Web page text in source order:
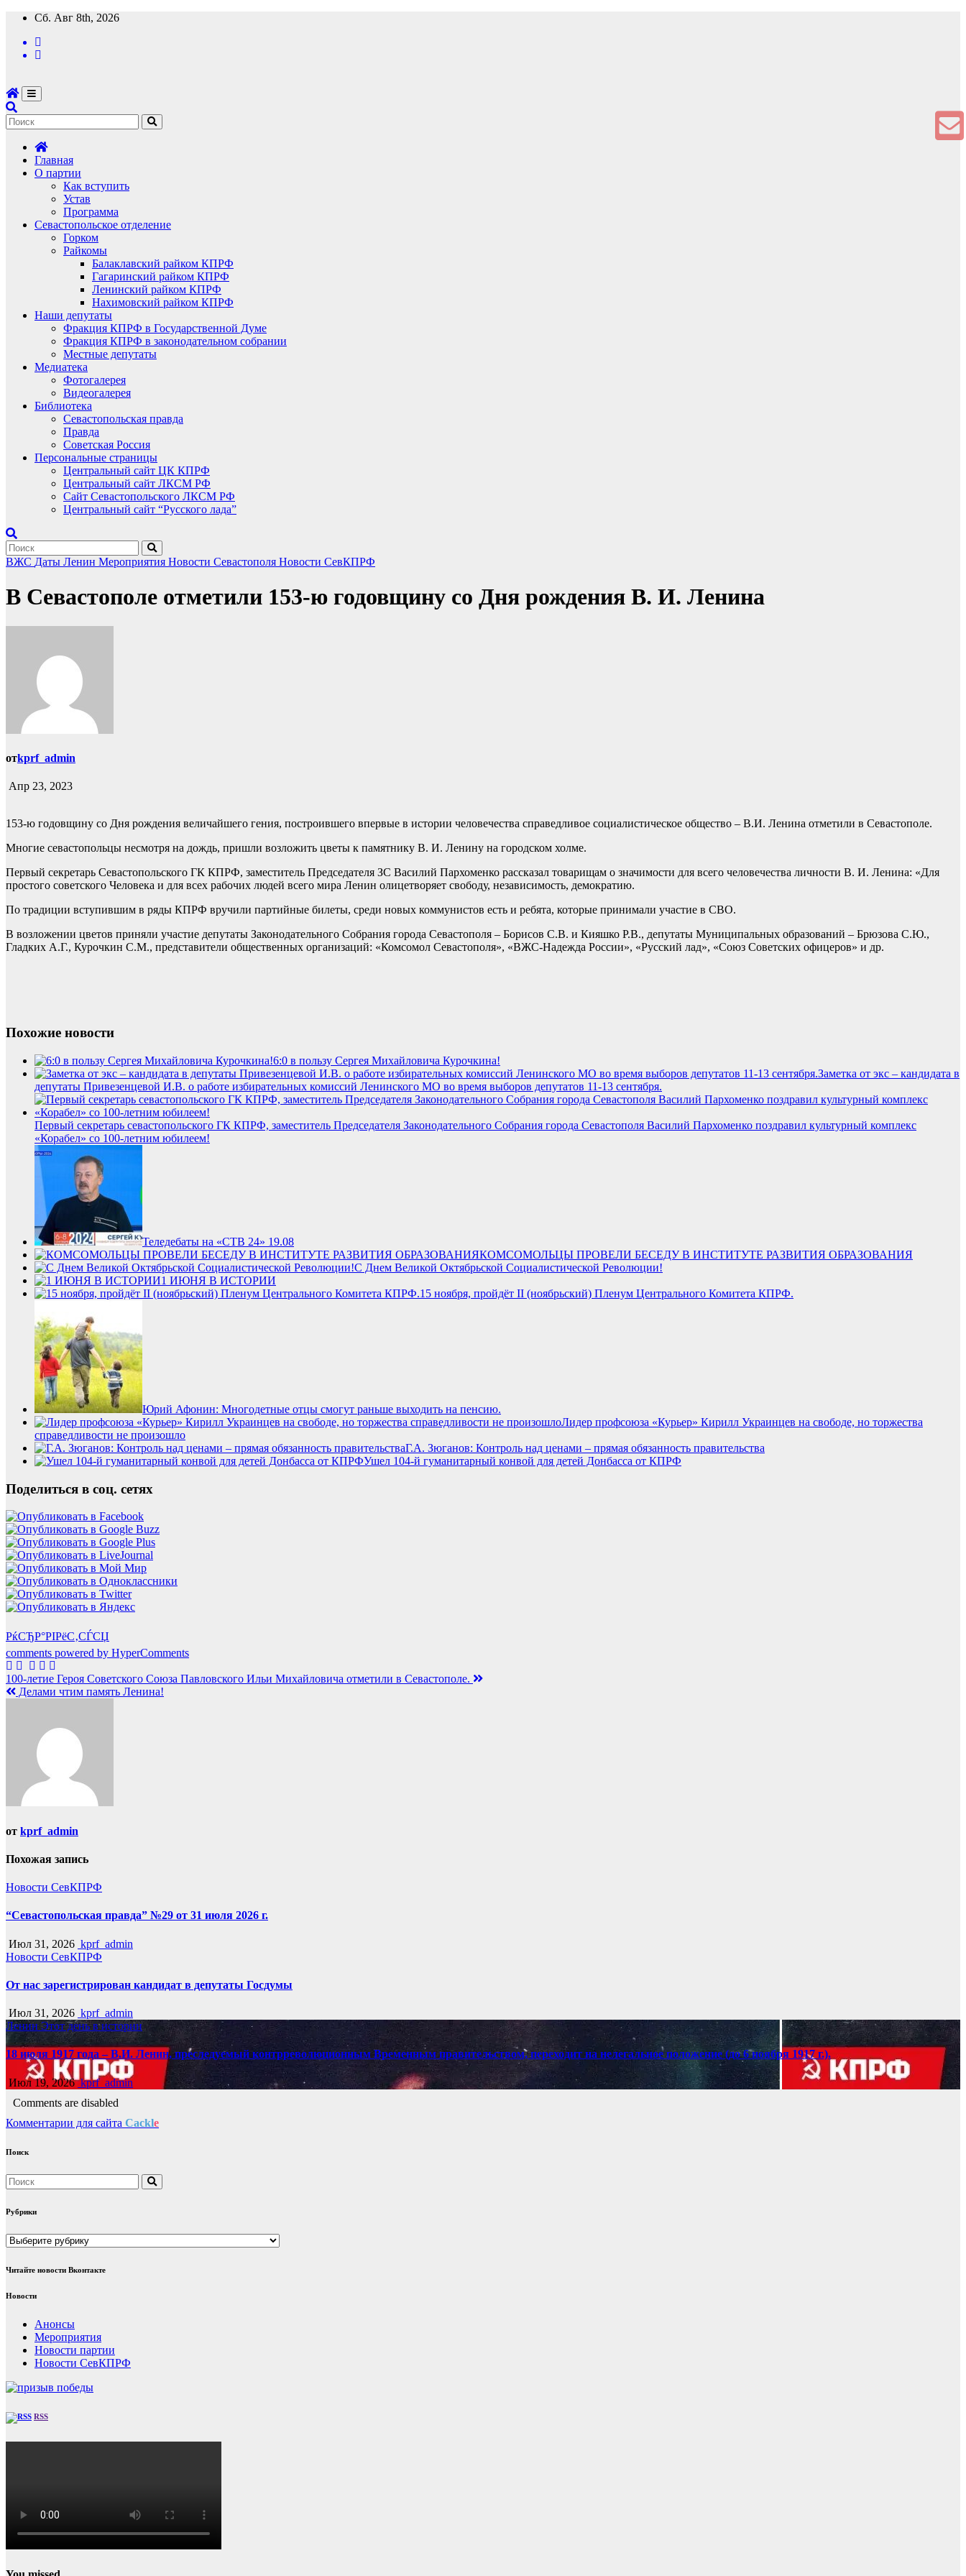
Перейти
содержимому
Сб. Авг 8th, 2026
Главная
О партии
Как вступить
Устав
Программа
Севастопольское отделение
Горком
Райкомы
Балаклавский райком КПРФ
Гагаринский райком КПРФ
Ленинский райком КПРФ
Нахимовский райком КПРФ
Наши депутаты
Фракция КПРФ в Государственной Думе
Фракция КПРФ в законодательном собрании
Местные депутаты
Медиатека
Фотогалерея
Видеогалерея
Библиотека
Севастопольская правда
Правда
Советская Россия
Персональные страницы
Центральный сайт ЦК КПРФ
Центральный сайт ЛКСМ РФ
Сайт Севастопольского ЛКСМ РФ
Центральный сайт “Русского лада”
ВЖС Даты Ленин Мероприятия Новости Севастополя Новости СевКПРФ
В Севастополе отметили 153-ю годовщину со Дня рождения В. И. Ленина
отkprf_admin
Апр 23, 2023
153-ю годовщину со Дня рождения величайшего гения, построившего впервые в истории человечества справедливое социалистическое общество – В.И. Ленина отметили в Севастополе.
Многие севастопольцы несмотря на дождь, пришли возложить цветы к памятнику В. И. Ленину на городском холме.
Первый секретарь Севастопольского ГК КПРФ, заместитель Председателя ЗС Василий Пархоменко рассказал товарищам о значимости для всего человечества личности В. И. Ленина: «Для
простого советского Человека и для всех рабочих людей всего мира Ленин олицетворяет свободу, независимость, демократию.
По традиции вступившим в ряды КПРФ вручили партийные билеты, среди новых коммунистов есть и ребята, которые принимали участие в СВО.
В возложении цветов приняли участие депутаты Законодательного Собрания города Севастополя – Борисов С.В. и Кияшко Р.В., депутаты Муниципальных образований – Брюзова С.Ю.,
Гладких А.Г., Курочкин С.М., представители общественных организаций: «Комсомол Севастополя», «ВЖС-Надежда России», «Русский лад», «Союз Советских офицеров» и др.
Похожие новости
6:0 в пользу Сергея Михайловича Курочкина!
Заметка от экс – кандидата в
депутаты Привезенцевой И.В. о работе избирательных комиссий Ленинского МО во время выборов депутатов 11-13 сентября.
Первый секретарь севастопольского ГК КПРФ, заместитель Председателя Законодательного Собрания города Севастополя Василий Пархоменко поздравил культурный комплекс
«Корабел» со 100-летним юбилеем!
Теледебаты на «СТВ 24» 19.08
КОМСОМОЛЬЦЫ ПРОВЕЛИ БЕСЕДУ В ИНСТИТУТЕ РАЗВИТИЯ ОБРАЗОВАНИЯ
С Днем Великой Октябрьской Социалистической Революции!
1 ИЮНЯ В ИСТОРИИ
15 ноября, пройдёт II (ноябрьский) Пленум Центрального Комитета КПРФ.
Юрий Афонин: Многодетные отцы смогут раньше выходить на пенсию.
Лидер профсоюза «Курьер» Кирилл Украинцев на свободе, но торжества
справедливости не произошло
Г.А. Зюганов: Контроль над ценами – прямая обязанность правительства
Ушел 104-й гуманитарный конвой для детей Донбасса от КПРФ
Поделиться в соц. сетях
РќСЂР°РІРёС‚СЃСЏ
comments powered by HyperComments
Навигация
по
100-летие Героя Советского Союза Павловского Ильи Михайловича отметили в Севастополе.
Делами чтим память Ленина!
от kprf_admin
Похожая запись
Новости СевКПРФ
“Севастопольская правда” №29 от 31 июля 2026 г.
Июл 31, 2026 kprf_admin
Новости СевКПРФ
От нас зарегистрирован кандидат в депутаты Госдумы
Июл 31, 2026 kprf_admin
ЛенинЭтот день в истории
18 июля 1917 года – В.И. Ленин, преследуемый контрреволюционным Временным правительством, переходит на нелегальное положение (до 6 ноября 1917 г.).
Июл 19, 2026 kprf_admin
Comments are disabled
Комментарии для сайта Cackle
Поиск
Рубрики
Рубрики
Читайте новости Вконтакте
Новости
Анонсы
Мероприятия
Новости партии
Новости СевКПРФ
RSS